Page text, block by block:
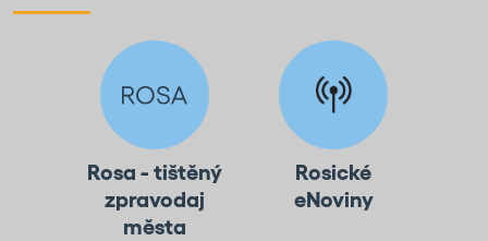
Rosa - tištěný
zpravodaj
města
Rosické
eNoviny